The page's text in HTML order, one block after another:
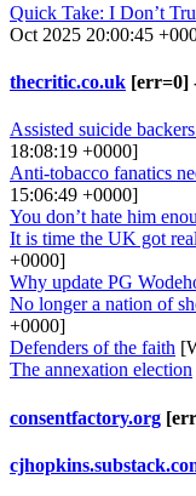
Quick Take: I Don’t
Oct 2025 20:00:45
thecritic.co.uk [err=0]
Assisted suicide
18:08:19 +0000]
Anti-tobacco fanatics
15:06:49 +0000]
You don’t hate him
It is time the UK got
+0000]
Why update PG
No longer a nation of
+0000]
Defenders of the faith
The annexation election
consentfactory.org